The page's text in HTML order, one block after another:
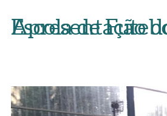
Apresentação dos equipamentos da Escola de
View
Larger